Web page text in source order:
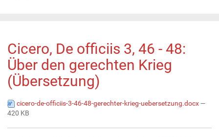
Cicero, De officiis 3, 46 - 48:
Über den gerechten Krieg
(Übersetzung)
cicero-de-officiis-3-46-48-gerechter-krieg-uebersetzung.docx—
420 KB